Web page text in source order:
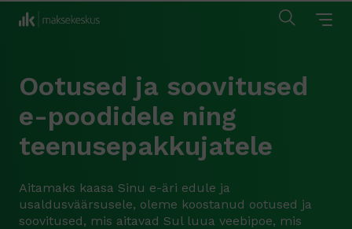
Ootused ja soovitused
e-poodidele ning
teenusepakkujatele
Aitamaks kaasa Sinu e-äri edule ja
usaldusväärsusele, oleme koostanud ootused ja
soovitused, mis aitavad Sul luua veebipoe, mis